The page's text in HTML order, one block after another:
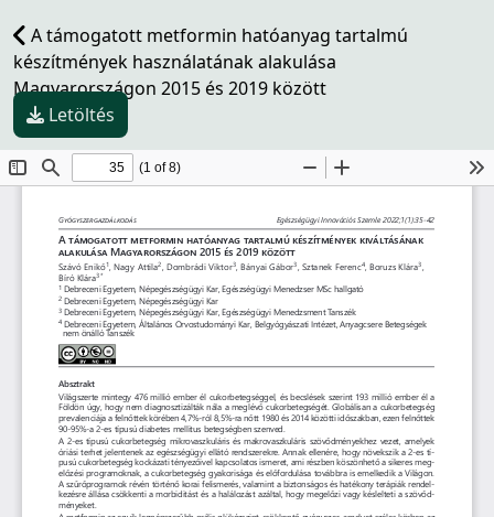
A támogatott metformin hatóanyag tartalmú
készítmények használatának alakulása
Magyarországon 2015 és 2019 között
Letöltés